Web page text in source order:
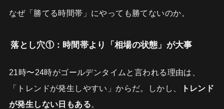
なぜ「勝てる時間帯」にやっても勝てないのか。
落とし穴①：時間帯より「相場の状態」が大事
21時〜24時がゴールデンタイムと言われる理由は、
「トレンドが発生しやすい」からだ。しかし、
トレンド
が発生しない日もある。